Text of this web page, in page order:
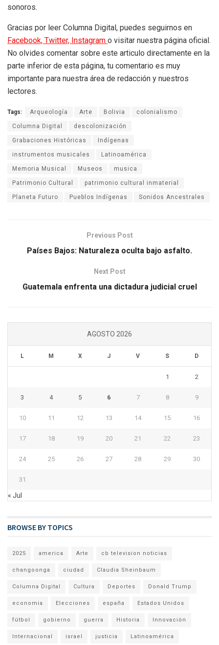
sonoros.
Gracias por leer Columna Digital, puedes seguirnos en
Facebook, Twitter, Instagram o visitar nuestra página oficial.
No olvides comentar sobre este articulo directamente en la
parte inferior de esta página, tu comentario es muy
importante para nuestra área de redacción y nuestros
lectores.
Tags: Arqueología Arte Bolivia colonialismo
Columna Digital descolonización
Grabaciones Históricas Indígenas
instrumentos musicales Latinoamérica
Memoria Musical Museos musica
Patrimonio Cultural patrimonio cultural inmaterial
Planeta Futuro Pueblos Indígenas Sonidos Ancestrales
Previous Post
Países Bajos: Naturaleza oculta bajo asfalto.
Next Post
Guatemala enfrenta una dictadura judicial cruel
AGOSTO 2026
L M X J V S D
1 2
3 4 5 6 7 8 9
10 11 12 13 14 15 16
17 18 19 20 21 22 23
24 25 26 27 28 29 30
31
« Jul
BROWSE BY TOPICS
2025 america Arte cb television noticias
changoonga ciudad Claudia Sheinbaum
Columna Digital Cultura Deportes Donald Trump
economia Elecciones españa Estados Unidos
fútbol gobierno guerra Historia Innovación
Internacional israel justicia Latinoamérica